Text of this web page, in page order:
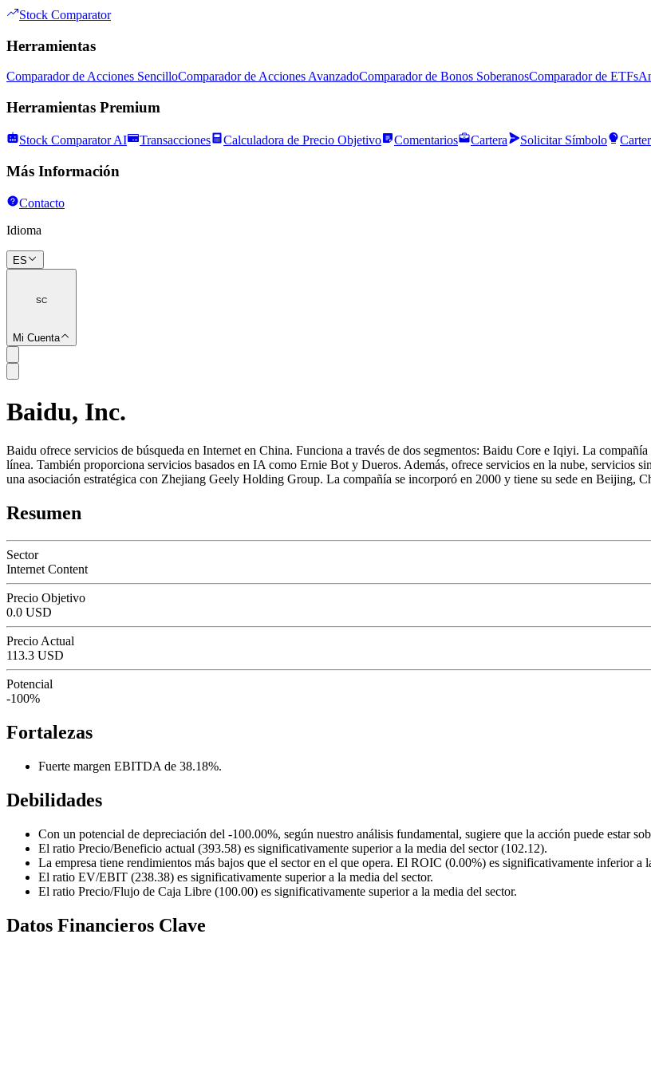
Stock Comparator
Herramientas
Comparador de Acciones SencilloComparador de Acciones AvanzadoComparador de Bonos SoberanosComparador de ETFs
Herramientas Premium
Stock Comparator AI Transacciones Calculadora de Precio Objetivo Comentarios Cartera Solicitar Símbolo
Más Información
Contacto
Idioma
ES
SC
Mi Cuenta
SC
Baidu, Inc.
Baidu ofrece servicios de búsqueda en Internet en China. Funciona a través de dos segmentos: Baidu Core e Iqiyi. La
línea. También proporciona servicios basados ​​en IA como Ernie Bot y Dueros. Además, ofrece servicios en la nube,
una asociación estratégica con Zhejiang Geely Holding Group. La compañía se incorporó en 2000 y tiene su sede en Beijing,
Resumen
Sector
Internet Content
Precio Objetivo
0.0 USD
Precio Actual
113.3 USD
Potencial
-100%
Fortalezas
Fuerte margen EBITDA de 38.18%.
Debilidades
Con un potencial de depreciación del -100.00%, según nuestro análisis fundamental, sugiere que la acción puede estar
El ratio Precio/Beneficio actual (393.58) es significativamente superior a la media del sector (102.12).
La empresa tiene rendimientos más bajos que el sector en el que opera. El ROIC (0.00%) es significativamente inferior a
El ratio EV/EBIT (238.38) es significativamente superior a la media del sector.
El ratio Precio/Flujo de Caja Libre (100.00) es significativamente superior a la media del sector.
Datos Financieros Clave